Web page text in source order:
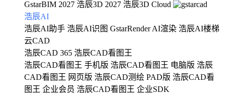
GstarBIM 2027 浩辰3D 2027 浩辰3D Cloud
浩辰AI
浩辰AI助手 浩辰AI识图 GstarRender AI渲染 浩辰AI楼梯
云CAD
浩辰CAD 365 浩辰CAD看图王
浩辰CAD看图王 手机版 浩辰CAD看图王 电脑版 浩辰
CAD看图王 网页版 浩辰CAD测绘 PAD版 浩辰CAD看
图王 企业会员 浩辰CAD看图王 企业SDK